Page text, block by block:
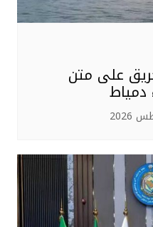
على متن